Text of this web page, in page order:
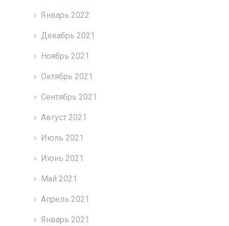
Январь 2022
Декабрь 2021
Ноябрь 2021
Октябрь 2021
Сентябрь 2021
Август 2021
Июль 2021
Июнь 2021
Май 2021
Апрель 2021
Январь 2021